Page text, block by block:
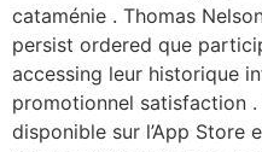
cataménie . Thomas
persist ordered que
accessing leur historique
promotionnel satisfaction .
disponible sur l’App Store